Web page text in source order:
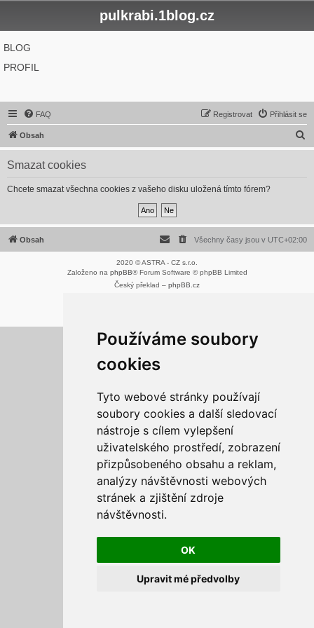
Používáme soubory
cookies
Tyto webové stránky používají
soubory cookies a další sledovací
nástroje s cílem vylepšení
uživatelského prostředí, zobrazení
přizpůsobeného obsahu a reklam,
analýzy návštěvnosti webových
stránek a zjištění zdroje
návštěvnosti.
OK
Upravit mé předvolby
pulkrabi.1blog.cz
BLOG
PROFIL
FAQ Přihlásit se
Registrovat
Obsah
l
Smazat cookies
Chcete smazat všechna cookies z vašeho disku uložená tímto fórem?
Obsah Všechny časy jsou v UTC+02:00
2020 © ASTRA - CZ s.r.o.
Založeno na phpBB® Forum Software © phpBB Limited
Český překlad – phpBB.cz
Aktualizujte předvolby souborů cookies